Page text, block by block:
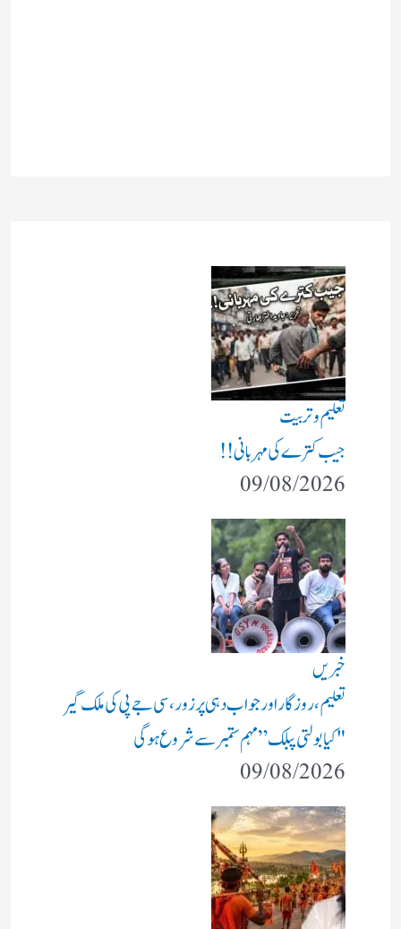
تعلیم و تربیت
جیب کترے کی مہربانی !!
09/08/2026
خبریں
تعلیم، روزگار اور جواب دہی پر زور، سی جے پی کی ملک گیر
"کیا بولتی پبلک” مہم ستمبر سے شروع ہوگی
09/08/2026